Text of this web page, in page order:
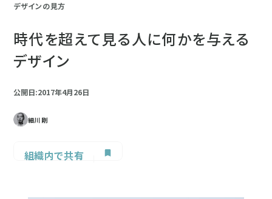
デザインの見方
時代を超えて見る人に何かを与える
デザイン
公開日:2017年4月26日
細川 剛
組織内で共有